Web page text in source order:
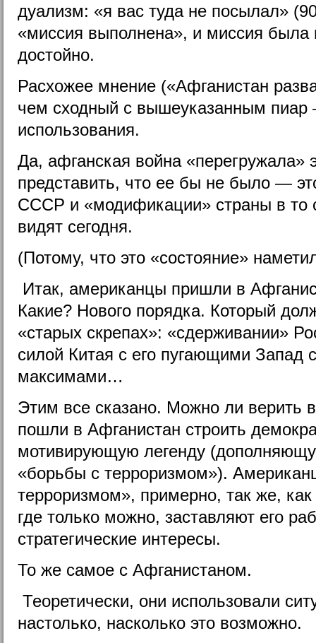
дуализм: «я вас туда не посылал»
«миссия выполнена», и миссия
достойно.
Расхожее мнение («Афганистан
чем сходный с вышеуказанным пиар
использования.
Да, афганская война «перегружала»
представить, что ее бы не было —
СССР и «модификации» страны в то
видят сегодня.
(Потому, что это «состояние»
Итак, американцы пришли в
Какие? Нового порядка. Который
«старых скрепах»: «сдерживании»
силой Китая с его пугающими Запад
максимами…
Этим все сказано. Можно ли верить
пошли в Афганистан строить
мотивирующую легенду
«борьбы с терроризмом»).
терроризмом», примерно, так же,
где только можно, заставляют его
стратегические интересы.
То же самое с Афганистаном.
Теоретически, они использовали
настолько, насколько это возможно.